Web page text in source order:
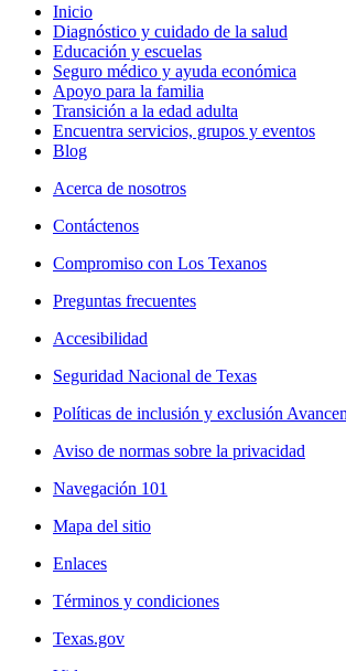
Inicio
Diagnóstico y cuidado de la salud
Educación y escuelas
Seguro médico y ayuda económica
Apoyo para la familia
Transición a la edad adulta
Encuentra servicios, grupos y eventos
Blog
Acerca de nosotros
Contáctenos
Compromiso con Los Texanos
Preguntas frecuentes
Accesibilidad
Seguridad Nacional de Texas
Políticas de inclusión y exclusión
Aviso de normas sobre la privacidad
Navegación 101
Mapa del sitio
Enlaces
Términos y condiciones
Texas.gov